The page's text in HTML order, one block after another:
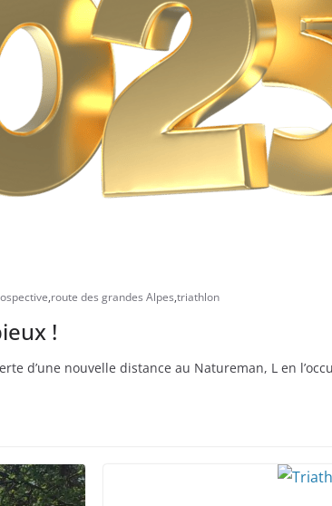
,route des grandes Alpes,triathlon
!
d’une nouvelle distance au Natureman, L en